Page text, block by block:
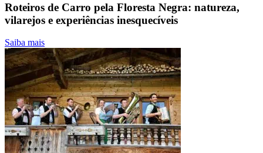
Roteiros de Carro pela Floresta Negra: natureza,
vilarejos e experiências inesquecíveis
Saiba mais